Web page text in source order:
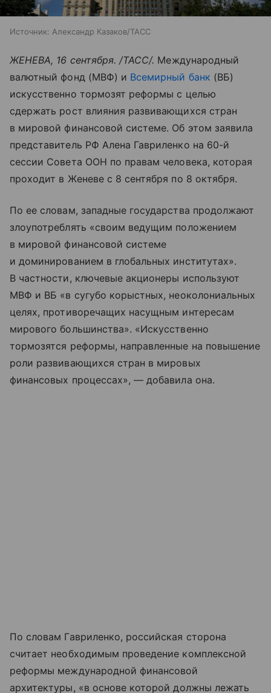
Источник: Александр Казаков/ТАСС
ЖЕНЕВА, 16 сентября. /ТАСС/. Международный
валютный фонд (МВФ) и Всемирный банк (ВБ)
искусственно тормозят реформы с целью
сдержать рост влияния развивающихся стран
в мировой финансовой системе. Об этом заявила
представитель РФ Алена Гавриленко на 60-й
сессии Совета ООН по правам человека, которая
проходит в Женеве с 8 сентября по 8 октября.
По ее словам, западные государства продолжают
злоупотреблять «своим ведущим положением
в мировой финансовой системе
и доминированием в глобальных институтах».
В частности, ключевые акционеры используют
МВФ и ВБ «в сугубо корыстных, неоколониальных
целях, противоречащих насущным интересам
мирового большинства». «Искусственно
тормозятся реформы, направленные на повышение
роли развивающихся стран в мировых
финансовых процессах», — добавила она.
По словам Гавриленко, российская сторона
считает необходимым проведение комплексной
реформы международной финансовой
архитектуры, «в основе которой должны лежать